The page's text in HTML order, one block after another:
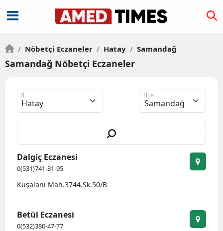
/ Nöbetçi Eczaneler / Hatay / Samandağ
Samandağ Nöbetçi Eczaneler
İl İlçe
Dalgiç Eczanesi
0(531)741-31-95
Kuşalani Mah.3744.Sk.50/B
Betül Eczanesi
0(532)380-47-77